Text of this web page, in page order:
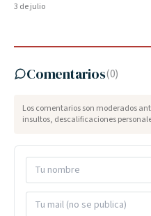
3 de julio
Comentarios(0)
Los comentarios son moderados
insultos, descalificaciones